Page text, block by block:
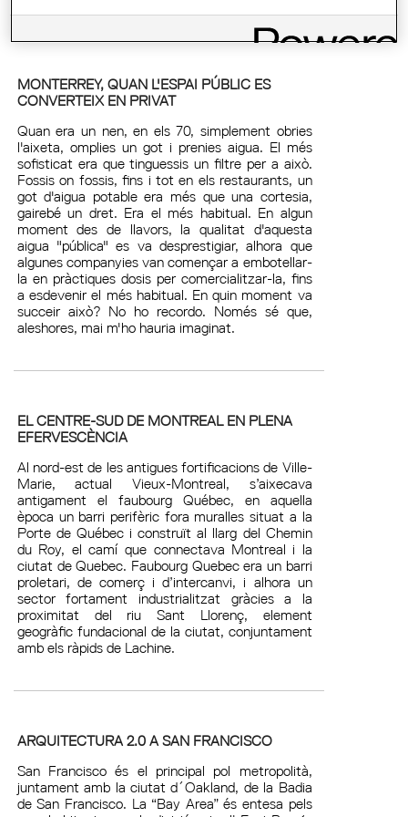
MONTERREY, QUAN L'ESPAI PÚBLIC ES
CONVERTEIX EN PRIVAT
Quan era un nen, en els 70, simplement obries
l'aixeta, omplies un got i prenies aigua. El més
sofisticat era que tinguessis un filtre per a això.
Fossis on fossis, fins i tot en els restaurants, un
got d'aigua potable era més que una cortesia,
gairebé un dret. Era el més habitual. En algun
moment des de llavors, la qualitat d'aquesta
aigua "pública" es va desprestigiar, alhora que
algunes companyies van començar a embotellar-
la en pràctiques dosis per comercialitzar-la, fins
a esdevenir el més habitual. En quin moment va
succeir això? No ho recordo. Només sé que,
aleshores, mai m'ho hauria imaginat.
EL CENTRE-SUD DE MONTREAL EN PLENA
EFERVESCÈNCIA
Al nord-est de les antigues fortificacions de Ville-
Marie, actual Vieux-Montreal, s’aixecava
antigament el faubourg Québec, en aquella
època un barri perifèric fora muralles situat a la
Porte de Québec i construït al llarg del Chemin
du Roy, el camí que connectava Montreal i la
ciutat de Quebec. Faubourg Quebec era un barri
proletari, de comerç i d’intercanvi, i alhora un
sector fortament industrialitzat gràcies a la
proximitat del riu Sant Llorenç, element
geogràfic fundacional de la ciutat, conjuntament
amb els ràpids de Lachine.
ARQUITECTURA 2.0 A SAN FRANCISCO
San Francisco és el principal pol metropolità,
juntament amb la ciutat d´Oakland, de la Badia
de San Francisco. La “Bay Area” és entesa pels